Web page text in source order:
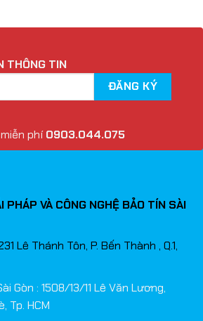
THÔNG TIN
phí0903.044.075
PHÁP VÀ CÔNG NGHỆ BẢO TÍN SÀI
Lê Thánh Tôn, P. Bến Thành , Q.1,
Gòn : 1508/13/11 Lê Văn Lương,
Tp. HCM